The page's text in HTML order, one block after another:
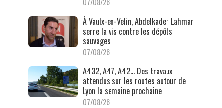
07/08/26
À Vaulx-en-Velin, Abdelkader Lahmar
serre la vis contre les dépôts
sauvages
07/08/26
A432, A47, A42… Des travaux
attendus sur les routes autour de
Lyon la semaine prochaine
07/08/26